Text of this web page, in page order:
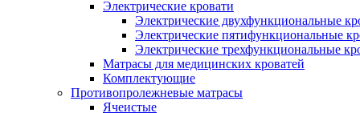
Электрические кровати
Электрические двухфункциональные
Электрические пятифункциональные
Электрические трехфункциональные
Матрасы для медицинских кроватей
Комплектующие
Противопролежневые матрасы
Ячеистые